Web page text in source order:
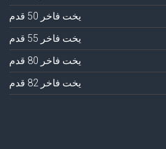
يخت فاخر 50 قدم
يخت فاخر 55 قدم
يخت فاخر 80 قدم
يخت فاخر 82 قدم